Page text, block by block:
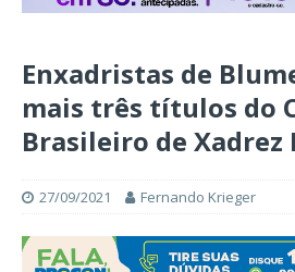
Enxadristas de
mais três títulos do
Brasileiro de Xadrez
27/09/2021 Fernando Krieger